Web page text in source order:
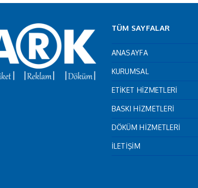
TÜM SAYFALAR
ANASAYFA
KURUMSAL
ETİKET HİZMETLERİ
BASKI HİZMETLERİ
DÖKÜM HİZMETLERİ
İLETİŞİM